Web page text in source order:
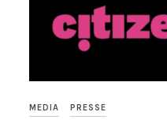
MEDIA PRESSE